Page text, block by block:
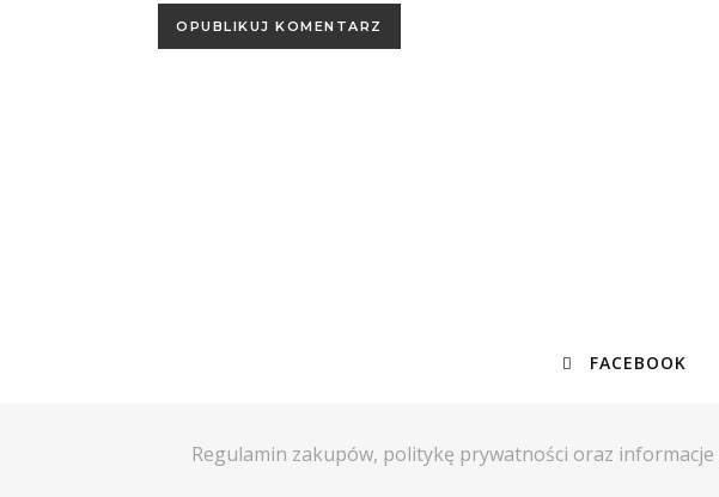
FACEBOOK
Regulamin zakupów, politykę prywatności oraz